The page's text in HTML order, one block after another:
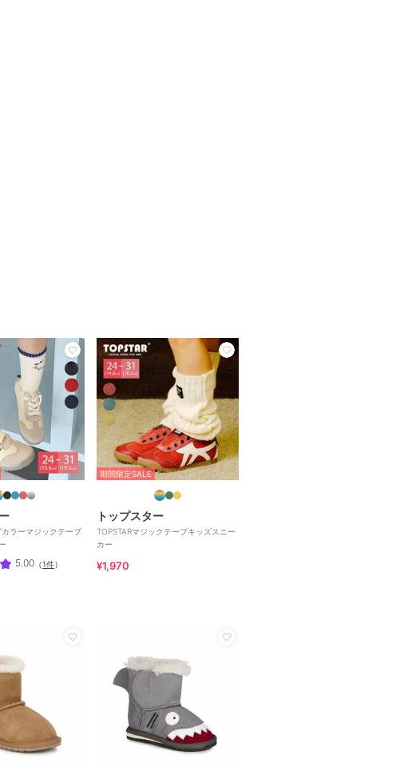
カラーマジックテープ
5.00 （1件）
期間限定SALE
トップスター
TOPSTARマジックテープキッズスニー
カー
¥1,970